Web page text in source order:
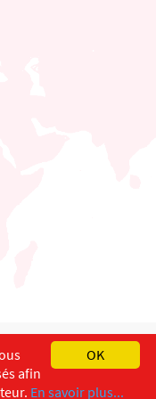
OK
afin
En savoir plus...